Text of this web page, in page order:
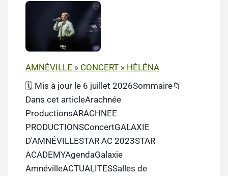
AMNÉVILLE » CONCERT » HÉLÉNA
🗓️ Mis à jour le 6 juillet 2026Sommaire📁
Dans cet articleArachnée
ProductionsARACHNEE
PRODUCTIONSConcertGALAXIE
D'AMNÉVILLESTAR AC 2023STAR
ACADEMYAgendaGalaxie
AmnévilleACTUALITESSalles de